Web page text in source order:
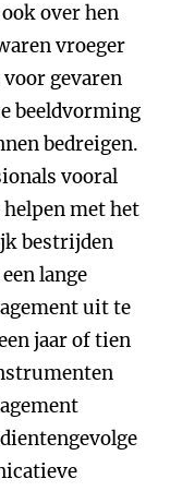
over hen
vroeger
gevaren
beeldvorming
bedreigen.
vooral
met het
bestrijden
lange
uit te
jaar of tien